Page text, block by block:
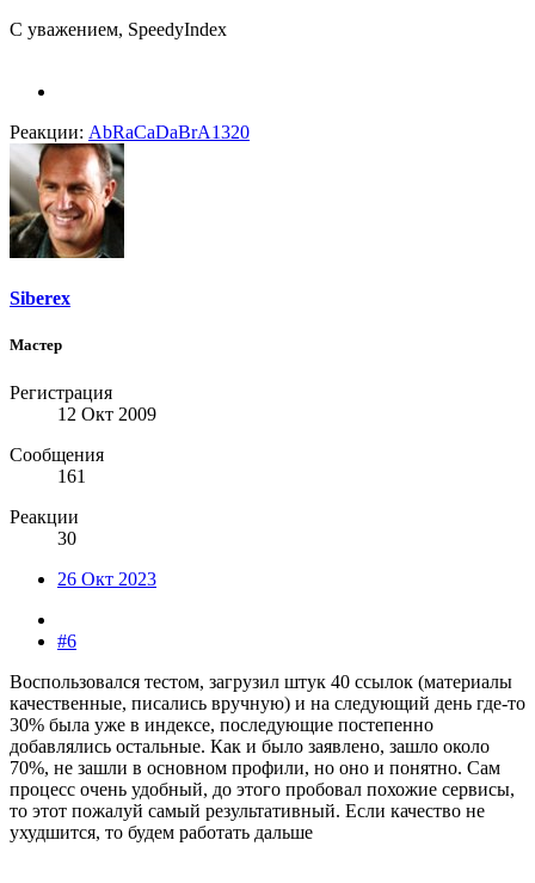
С уважением, SpeedyIndex
Реакции: AbRaCaDaBrA1320
Siberex
Мастер
Регистрация
12 Окт 2009
Сообщения
161
Реакции
30
26 Окт 2023
#6
Воспользовался тестом, загрузил штук 40 ссылок (материалы
качественные, писались вручную) и на следующий день где-то
30% была уже в индексе, последующие постепенно
добавлялись остальные. Как и было заявлено, зашло около
70%, не зашли в основном профили, но оно и понятно. Сам
процесс очень удобный, до этого пробовал похожие сервисы,
то этот пожалуй самый результативный. Если качество не
ухудшится, то будем работать дальше